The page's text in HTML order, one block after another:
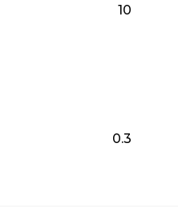
10
0.3